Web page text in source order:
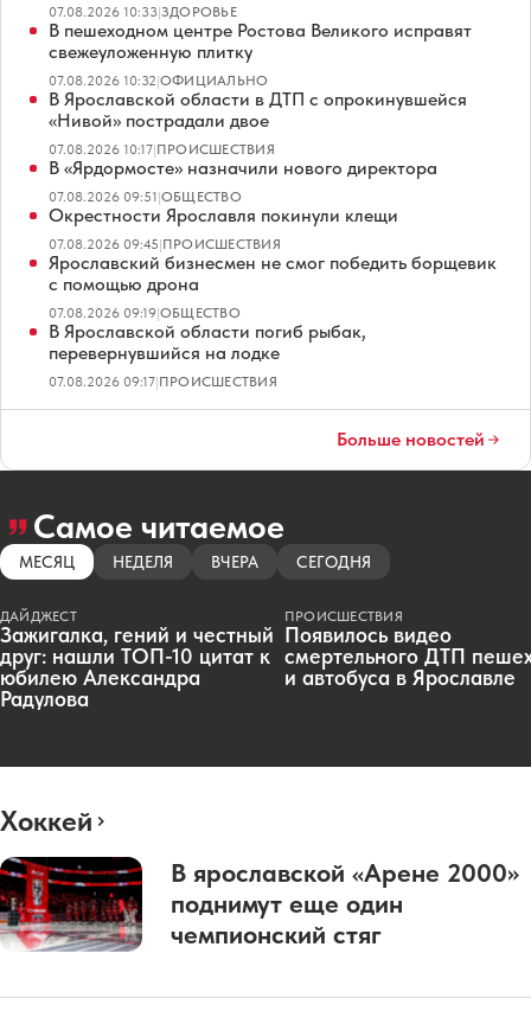
07.08.2026 10:33|ЗДОРОВЬЕ
В пешеходном центре Ростова Великого исправят
свежеуложенную плитку
07.08.2026 10:32|ОФИЦИАЛЬНО
В Ярославской области в ДТП с опрокинувшейся
«Нивой» пострадали двое
07.08.2026 10:17|ПРОИСШЕСТВИЯ
В «Ярдормосте» назначили нового директора
07.08.2026 09:51|ОБЩЕСТВО
Окрестности Ярославля покинули клещи
07.08.2026 09:45|ПРОИСШЕСТВИЯ
Ярославский бизнесмен не смог победить борщевик
с помощью дрона
07.08.2026 09:19|ОБЩЕСТВО
В Ярославской области погиб рыбак,
перевернувшийся на лодке
07.08.2026 09:17|ПРОИСШЕСТВИЯ
Больше новостей
Самое читаемое
МЕСЯЦ НЕДЕЛЯ ВЧЕРА СЕГОДНЯ
ДАЙДЖЕСТ
Зажигалка, гений и честный
друг: нашли ТОП-10 цитат к
юбилею Александра
Радулова
ПРОИСШЕСТВИЯ
Появилось видео
смертельного ДТП
и автобуса в Ярославле
Хоккей
В ярославской «Арене 2000»
поднимут еще один
чемпионский стяг